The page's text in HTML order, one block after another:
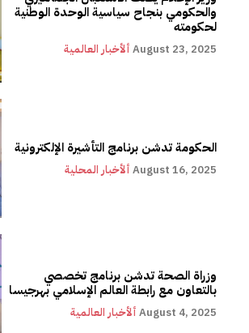
والحكومي بنجاح سياسية الوحدة الوطنية
لحكومته
ألأخبار العالمية August 23, 2025
الحكومة تدشن برنامج التأشيرة الإلكترونية
ألأخبار المحلية August 16, 2025
وزراة الصحة تدشن برنامج تخصصي
بالتعاون مع رابطة العالم الإسلامي بهرجيسا
ألأخبار العالمية August 4, 2025